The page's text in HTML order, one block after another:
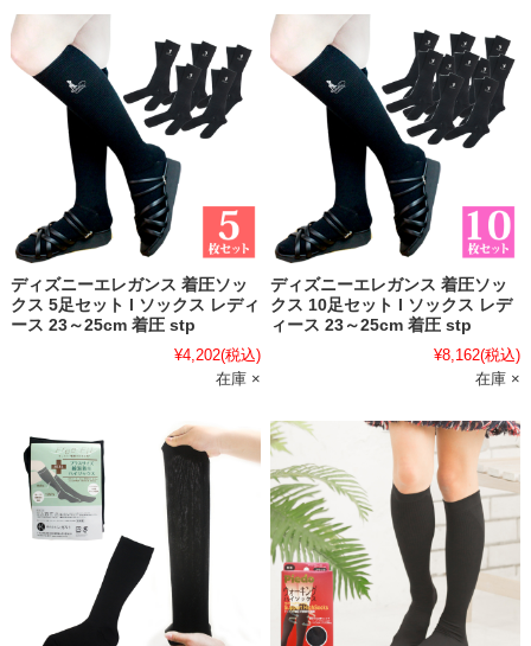
ディズニーエレガンス 着圧ソッ
クス 5足セット l ソックス レディ
ース 23～25cm 着圧 stp
¥4,202(税込)
在庫 ×
ディズニーエレガンス 着圧ソッ
クス 10足セット l ソックス レデ
ィース 23～25cm 着圧 stp
¥8,162(税込)
在庫 ×